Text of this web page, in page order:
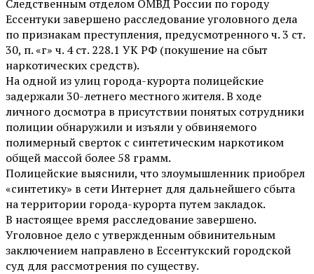
Следственным отделом ОМВД России по городу
Ессентуки завершено расследование уголовного дела
по признакам преступления, предусмотренного ч. 3 ст.
30, п. «г» ч. 4 ст. 228.1 УК РФ (покушение на сбыт
наркотических средств).
На одной из улиц города-курорта полицейские
задержали 30-летнего местного жителя. В ходе
личного досмотра в присутствии понятых сотрудники
полиции обнаружили и изъяли у обвиняемого
полимерный сверток с синтетическим наркотиком
общей массой более 58 грамм.
Полицейские выяснили, что злоумышленник приобрел
«синтетику» в сети Интернет для дальнейшего сбыта
на территории города-курорта путем закладок.
В настоящее время расследование завершено.
Уголовное дело с утвержденным обвинительным
заключением направлено в Ессентукский городской
суд для рассмотрения по существу.